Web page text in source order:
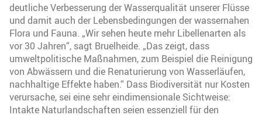
deutliche Verbesserung der Wasserqualität unserer Flüsse
und damit auch der Lebensbedingungen der wassernahen
Flora und Fauna. „Wir sehen heute mehr Libellenarten als
vor 30 Jahren“, sagt Bruelheide. „Das zeigt, dass
umweltpolitische Maßnahmen, zum Beispiel die Reinigung
von Abwässern und die Renaturierung von Wasserläufen,
nachhaltige Effekte haben.“ Dass Biodiversität nur Kosten
verursache, sei eine sehr eindimensionale Sichtweise:
Intakte Naturlandschaften seien essenziell für den